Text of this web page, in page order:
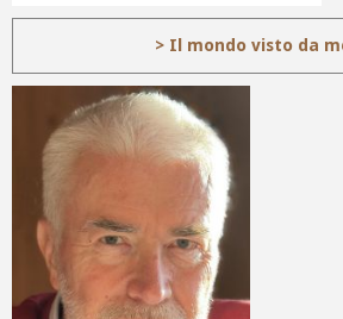
> Il mondo visto da